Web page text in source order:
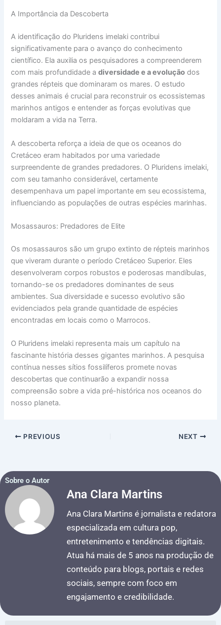
A Importância da Descoberta
A identificação do Pluridens imelaki contribui
significativamente para o avanço do conhecimento
científico. Ela auxilia os pesquisadores a compreenderem
com mais profundidade adiversidade e a evolução dos
grandes répteis que dominaram os mares. O estudo
desses animais é crucial para reconstruir os ecossistemas
marinhos antigos e entender as forças evolutivas que
moldaram a vida na Terra.
A descoberta reforça a ideia de que os oceanos do
Cretáceo eram habitados por uma variedade
surpreendente de grandes predadores. O Pluridens imelaki,
com seu tamanho considerável, certamente
desempenhava um papel importante em seu ecossistema,
influenciando as populações de outras espécies marinhas.
Mosassauros: Predadores de Elite
Os mosassauros são um grupo extinto de répteis marinhos
que viveram durante o período Cretáceo Superior. Eles
desenvolveram corpos robustos e poderosas mandíbulas,
tornando-se os predadores dominantes de seus
ambientes. Sua diversidade e sucesso evolutivo são
evidenciados pela grande quantidade de espécies
encontradas em locais como o Marrocos.
O Pluridens imelaki representa mais um capítulo na
fascinante história desses gigantes marinhos. A pesquisa
contínua nesses sítios fossilíferos promete novas
descobertas que continuarão a expandir nossa
compreensão sobre a vida pré-histórica nos oceanos do
nosso planeta.
PREVIOUS NEXT
Sobre o Autor
Ana Clara Martins
Ana Clara Martins é jornalista e redatora
especializada em cultura pop,
entretenimento e tendências digitais.
Atua há mais de 5 anos na produção de
conteúdo para blogs, portais e redes
sociais, sempre com foco em
engajamento e credibilidade.